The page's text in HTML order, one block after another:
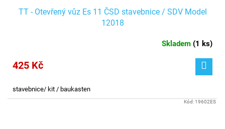
TT - Otevřený vůz Es 11 ČSD stavebnice / SDV Model
12018
Skladem (1 ks)
425 Kč
stavebnice/ kit / baukasten
Kód: 19602ES